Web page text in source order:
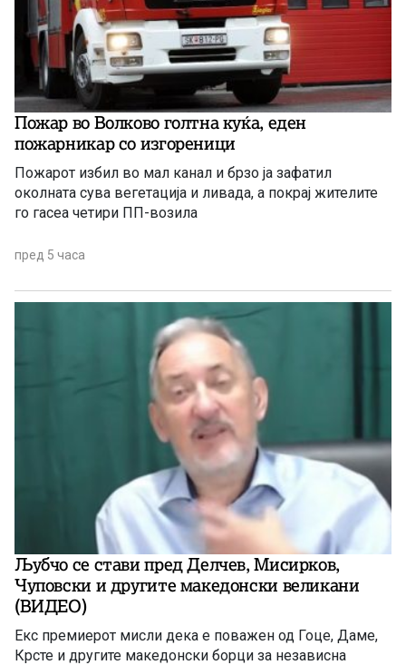
Пожар во Волково голтна куќа, еден
пожарникар со изгореници
Пожарот избил во мал канал и брзо ја зафатил
околната сува вегетација и ливада, а покрај жителите
го гасеа четири ПП-возила
пред 5 часа
Љубчо се стави пред Делчев, Мисирков,
Чуповски и другите македонски великани
(ВИДЕО)
Екс премиерот мисли дека е поважен од Гоце, Даме,
Крсте и другите македонски борци за независна